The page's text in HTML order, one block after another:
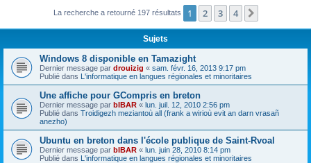
c
La recherche a retourné 197 résultats 1 2 3 4
Sujets
Windows 8 disponible en Tamazight
Dernier message par drouizig « sam. févr. 16, 2013 9:17 pm
Publié dans L'informatique en langues régionales et minoritaires
Une affiche pour GCompris en breton
Dernier message par bIBAR « lun. juil. 12, 2010 2:56 pm
Publié dans Troidigezh meziantoù all (frank a wirioù evit an darn vrasañ
anezho)
Ubuntu en breton dans l'école publique de Saint-Rvoal
Dernier message par bIBAR « lun. juin 28, 2010 8:14 pm
Publié dans L'informatique en langues régionales et minoritaires